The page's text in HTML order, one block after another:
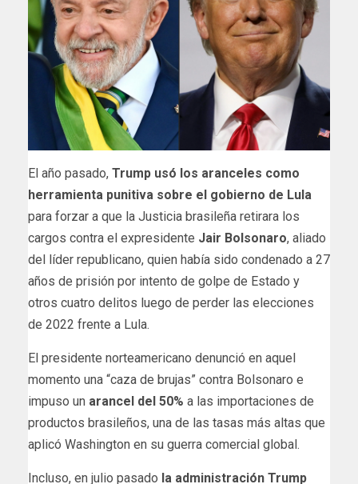
El año pasado, Trump usó los aranceles como
herramienta punitiva sobre el gobierno de Lula
para forzar a que la Justicia brasileña retirara los
cargos contra el expresidente Jair Bolsonaro, aliado
del líder republicano, quien había sido condenado a 27
años de prisión por intento de golpe de Estado y
otros cuatro delitos luego de perder las elecciones
de 2022 frente a Lula.
El presidente norteamericano denunció en aquel
momento una “caza de brujas” contra Bolsonaro e
impuso un arancel del 50% a las importaciones de
productos brasileños, una de las tasas más altas que
aplicó Washington en su guerra comercial global.
Incluso, en julio pasado la administración Trump